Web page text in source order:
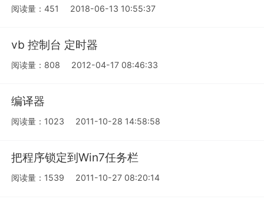
阅读量：451 2018-06-13 10:55:37
vb 控制台 定时器
阅读量：808 2012-04-17 08:46:33
编译器
阅读量：1023 2011-10-28 14:58:58
把程序锁定到Win7任务栏
阅读量：1539 2011-10-27 08:20:14